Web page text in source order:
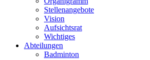
Stellenangebote
Vision
Aufsichtsrat
Wichtiges
Abteilungen
Badminton